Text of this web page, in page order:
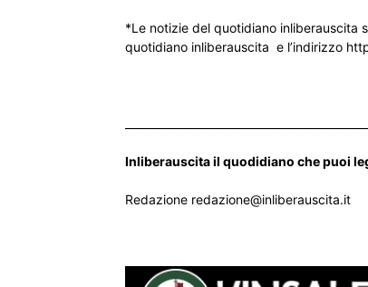
*Le notizie del quotidiano inliberauscita
quotidiano inliberauscita e l’indirizzo
Inliberauscita il quodidiano che puoi
Redazione redazione@inliberauscita.it